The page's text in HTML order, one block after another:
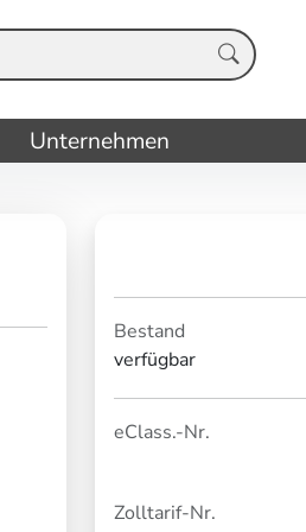
Unternehmen
Bestand
verfügbar
eClass.-Nr.
Zolltarif-Nr.